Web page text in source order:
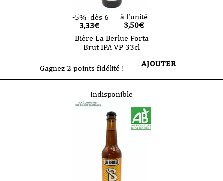
-5% dès 6
3,33€
à l'unité
3,50€
Bière La Berlue Forta
Brut IPA VP 33cl
Gagnez 2 points fidélité ! AJOUTER
Indisponible